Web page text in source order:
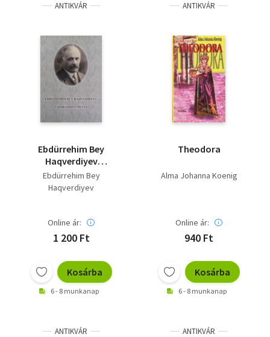
ANTIKVÁR
Ebdürrehim Bey
Haqverdiyev
válogatott művei
Ebdürrehim Bey
Haqverdiyev
Online ár:
1 200 Ft
Kosárba
6 - 8 munkanap
ANTIKVÁR
Theodora
Alma Johanna Koenig
Online ár:
940 Ft
Kosárba
6 - 8 munkanap
ANTIKVÁR ANTIKVÁR